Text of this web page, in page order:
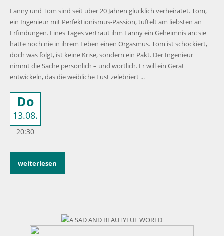
Fanny und Tom sind seit über 20 Jahren glücklich verheiratet. Tom,
ein Ingenieur mit Perfektionismus-Passion, tüftelt am liebsten an
Erfindungen. Eines Tages vertraut ihm Fanny ein Geheimnis an: sie
hatte noch nie in ihrem Leben einen Orgasmus. Tom ist schockiert,
doch was folgt, ist keine Krise, sondern ein Pakt. Der Ingenieur
nimmt die Sache persönlich – und wörtlich. Er will ein Gerät
entwickeln, das die weibliche Lust zelebriert ...
Do
13.08.
20:30
weiterlesen